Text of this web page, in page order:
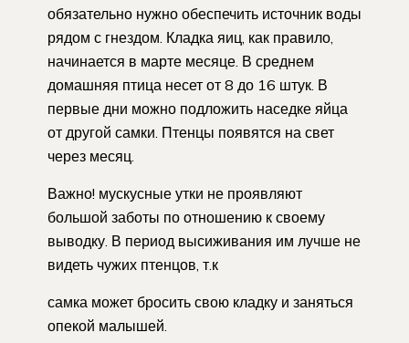
обязательно нужно обеспечить источник воды
рядом с гнездом. Кладка яиц, как правило,
начинается в марте месяце. В среднем
домашняя птица несет от 8 до 16 штук. В
первые дни можно подложить наседке яйца
от другой самки. Птенцы появятся на свет
через месяц.
Важно! мускусные утки не проявляют
большой заботы по отношению к своему
выводку. В период высиживания им лучше не
видеть чужих птенцов, т.к
самка может бросить свою кладку и заняться
опекой малышей.